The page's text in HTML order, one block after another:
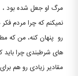
مرگ او جعل شده بود ،
نمیکنم که چرا مردم
رو پنهان کنه، من که
های شرطبندی چرا
مقادیر زیادی رو هم